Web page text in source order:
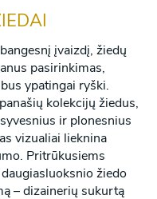
įvaizdį, žiedų
pasirinkimas,
ypatingai ryški.
kolekcijų žiedus,
ir plonesnius
vizualiai lieknina
Pritrūkusiems
žiedo
– dizainerių sukurtą